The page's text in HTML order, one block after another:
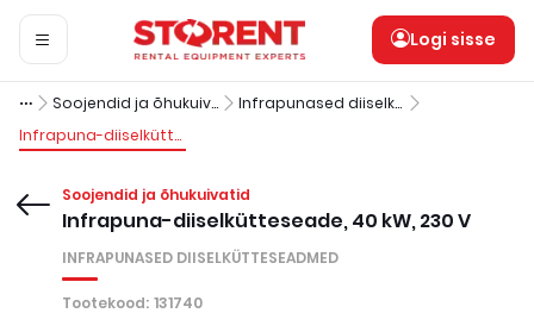
Logi sisse
Soojendid ja õhukuivatid
Infrapunased diiselkütteseadmed
Infrapuna-diiselkütteseade, 40 kW, 230 V
Soojendid ja õhukuivatid
Infrapuna-diiselkütteseade, 40 kW, 230 V
INFRAPUNASED DIISELKÜTTESEADMED
Tootekood: 131740